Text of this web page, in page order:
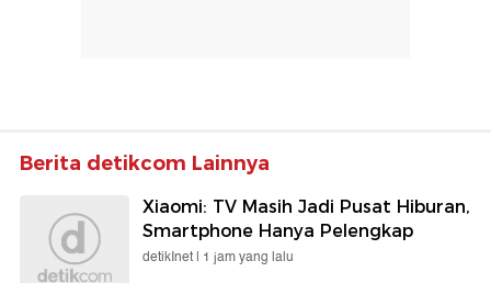
Berita detikcom Lainnya
Xiaomi: TV Masih Jadi Pusat Hiburan,
Smartphone Hanya Pelengkap
detikInet | 1 jam yang lalu